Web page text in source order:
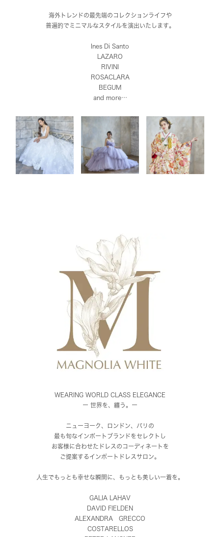
海外トレンドの最先端のコレクションライフや
普遍的でミニマルなスタイルを演出いたします。
Ines Di Santo
LAZARO
RIVINI
ROSACLARA
BEGUM
and more…
WEARING WORLD CLASS ELEGANCE
ー 世界を、纏う。ー
ニューヨーク、ロンドン、パリの
最も旬なインポートブランドをセレクトし
お客様に合わせたドレスのコーディネートを
ご提案するインポートドレスサロン。
人生でもっとも幸せな瞬間に、もっとも美しい一着を。
GALIA LAHAV
DAVID FIELDEN
ALEXANDRA GRECCO
COSTARELLOS